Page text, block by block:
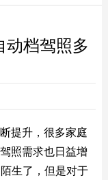
动档驾照多
提升，很多家庭
照需求也日益增
生了，但是对于